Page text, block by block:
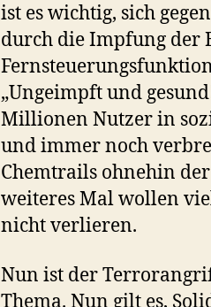
ist es wichtig, sich
durch die Impfung der
„Ungeimpft und
Millionen Nutzer in
und immer noch
Chemtrails ohnehin
weiteres Mal wollen
nicht verlieren.
Nun ist der
Thema. Nun gilt es,